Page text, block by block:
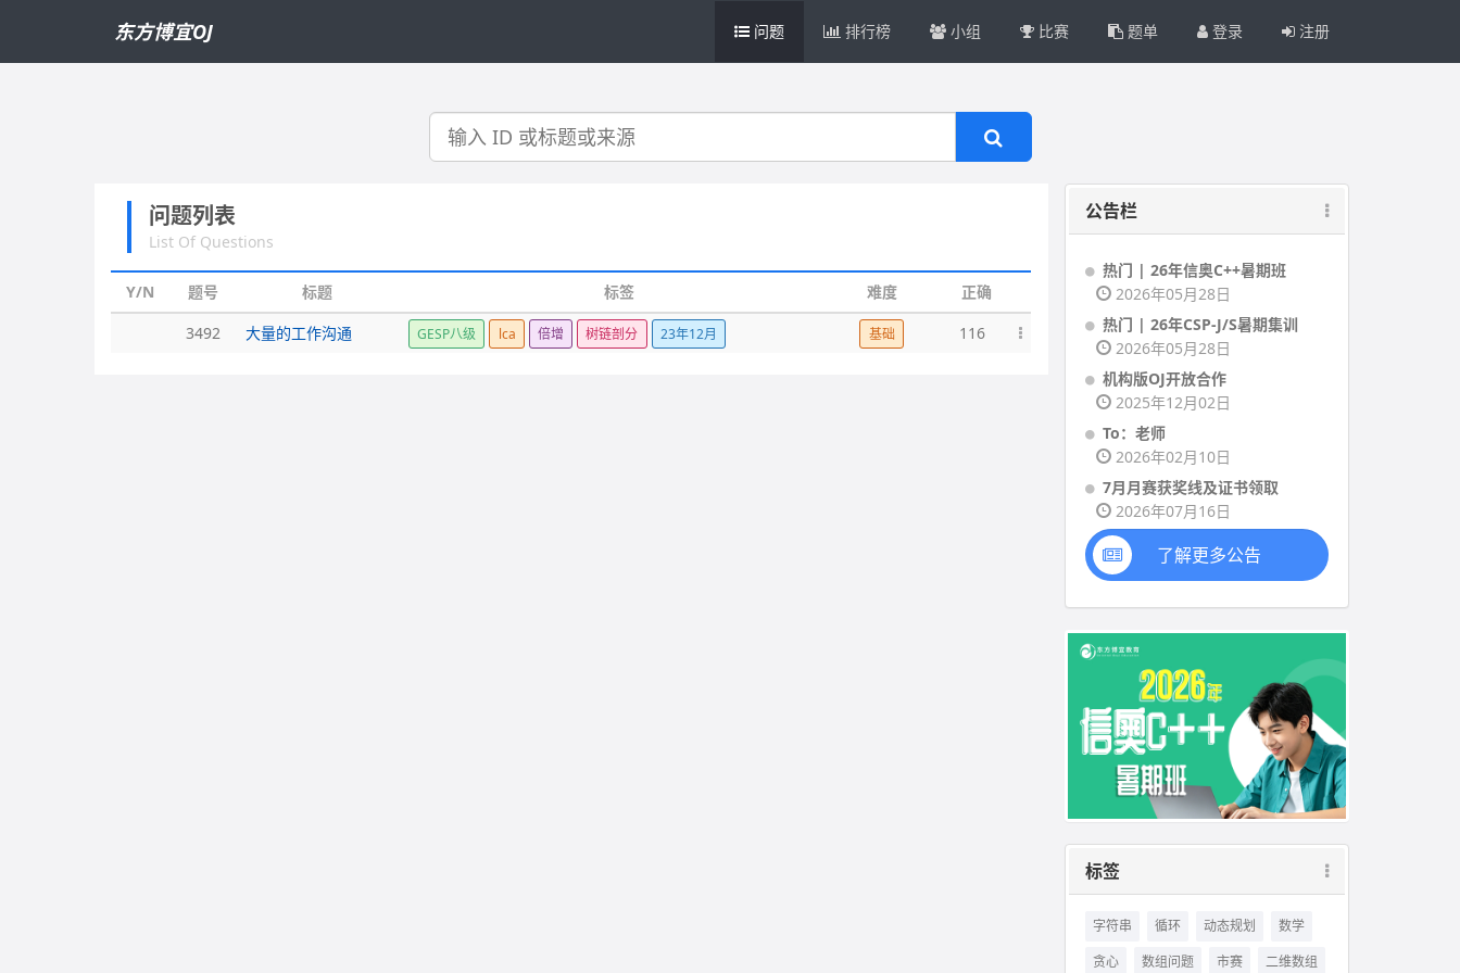
东方博宜OJ 问题 排行榜 小组 比赛 题单 登录 注册
搜
问题列表
List Of Questions
Y/N 题号 标题 标签 难度
正确
3492
大量的工作沟通 GESP八级 lca 倍增 树链剖分 23年12月 基础 116
公告栏
热门 | 26年信奥C++暑期班
2026年05月28日
热门 | 26年CSP-J/S暑期集训
2026年05月28日
机构版OJ开放合作
2025年12月02日
To：老师
2026年02月10日
7月月赛获奖线及证书领取
2026年07月16日
了解更多公告
标签
字符串 循环 动态规划
数学
贪心
数组问题 市赛 二维数组